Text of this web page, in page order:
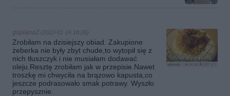
Żeberka z kapustą
vikunia
goplana2 (2022-01-16 18:26)
Zrobiłam na dzisiejszy obiad. Zakupione
żeberka nie były zbyt chude,to wytopił się z
nich tłuszczyk i nie musiałam dodawać
oleju.Resztę zrobiłam jak w przepisie.Nawet
troszkę mi chwyciła na brązowo kapusta,co
jeszcze podrasowało smak potrawy. Wyszło
przepysznie.